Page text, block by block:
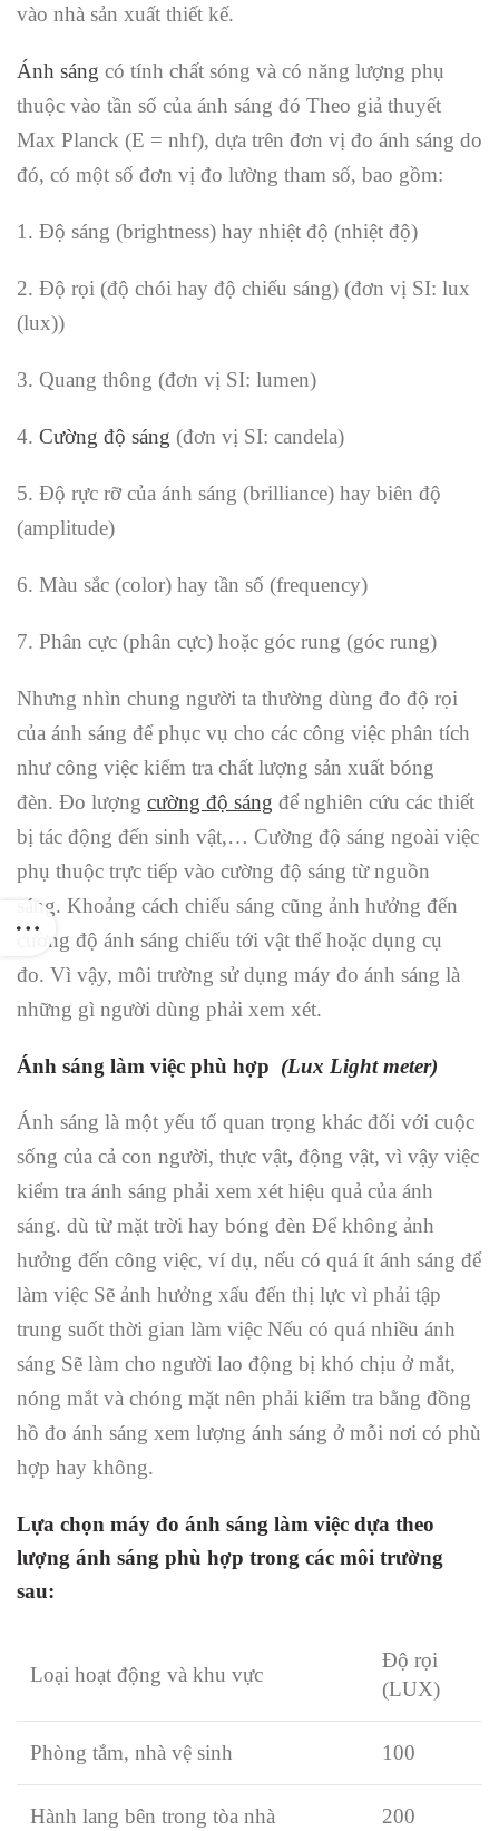
vào nhà sản xuất thiết kế.
Ánh sáng có tính chất sóng và có năng lượng phụ
thuộc vào tần số của ánh sáng đó Theo giả thuyết
Max Planck (E = nhf), dựa trên đơn vị đo ánh sáng do
đó, có một số đơn vị đo lường tham số, bao gồm:
1. Độ sáng (brightness) hay nhiệt độ (nhiệt độ)
2. Độ rọi (độ chói hay độ chiếu sáng) (đơn vị SI: lux
(lux))
3. Quang thông (đơn vị SI: lumen)
4. Cường độ sáng (đơn vị SI: candela)
5. Độ rực rỡ của ánh sáng (brilliance) hay biên độ
(amplitude)
6. Màu sắc (color) hay tần số (frequency)
7. Phân cực (phân cực) hoặc góc rung (góc rung)
Nhưng nhìn chung người ta thường dùng đo độ rọi
của ánh sáng để phục vụ cho các công việc phân tích
như công việc kiểm tra chất lượng sản xuất bóng
đèn. Đo lượng cường độ sáng để nghiên cứu các thiết
bị tác động đến sinh vật,… Cường độ sáng ngoài việc
phụ thuộc trực tiếp vào cường độ sáng từ nguồn
sáng. Khoảng cách chiếu sáng cũng ảnh hưởng đến
cường độ ánh sáng chiếu tới vật thể hoặc dụng cụ
đo. Vì vậy, môi trường sử dụng máy đo ánh sáng là
những gì người dùng phải xem xét.
Ánh sáng làm việc phù hợp (Lux Light meter)
Ánh sáng là một yếu tố quan trọng khác đối với cuộc
sống của cả con người, thực vật, động vật, vì vậy việc
kiểm tra ánh sáng phải xem xét hiệu quả của ánh
sáng. dù từ mặt trời hay bóng đèn Để không ảnh
hưởng đến công việc, ví dụ, nếu có quá ít ánh sáng để
làm việc Sẽ ảnh hưởng xấu đến thị lực vì phải tập
trung suốt thời gian làm việc Nếu có quá nhiều ánh
sáng Sẽ làm cho người lao động bị khó chịu ở mắt,
nóng mắt và chóng mặt nên phải kiểm tra bằng đồng
hồ đo ánh sáng xem lượng ánh sáng ở mỗi nơi có phù
hợp hay không.
Lựa chọn máy đo ánh sáng làm việc dựa theo
lượng ánh sáng phù hợp trong các môi trường
sau:
Loại hoạt động và khu vực
Độ rọi
(LUX)
Phòng tắm, nhà vệ sinh 100
Hành lang bên trong tòa nhà 200